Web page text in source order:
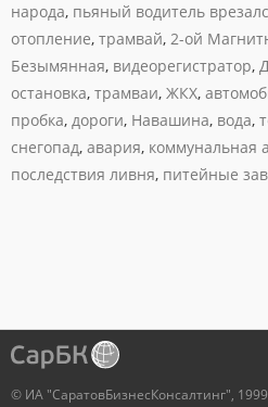
народа, пьяный водитель
отопление, трамвай, 2-ой
Безымянная, видеорегистратор,
остановка, трамваи, ЖКХ,
пробка, дороги, Навашина, вода,
снегопад, авария, коммунальная
последствия ливня, питейные
© ИА "СаратовБизнесКонсалтинг",